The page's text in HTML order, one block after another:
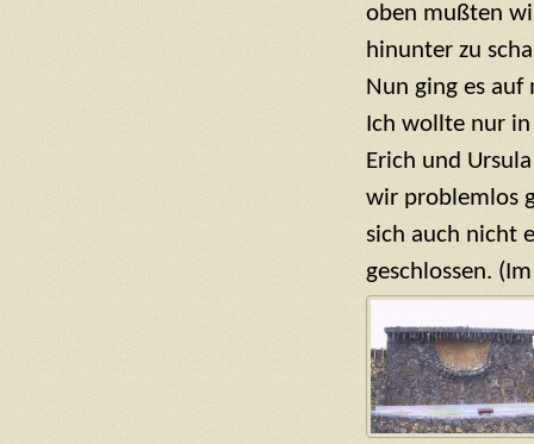
oben mußten
hinunter zu
Nun ging es
Ich wollte nur
Erich und
wir problemlos
sich auch nicht
geschlossen.